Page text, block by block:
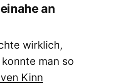
an
wirklich,
konnte man so
Kinn